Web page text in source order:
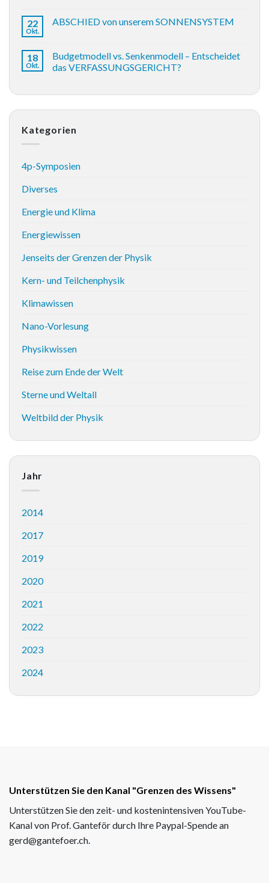
22
Okt.
ABSCHIED von unserem SONNENSYSTEM
18
Okt.
Budgetmodell vs. Senkenmodell – Entscheidet
das VERFASSUNGSGERICHT?
Kategorien
4p-Symposien
Diverses
Energie und Klima
Energiewissen
Jenseits der Grenzen der Physik
Kern- und Teilchenphysik
Klimawissen
Nano-Vorlesung
Physikwissen
Reise zum Ende der Welt
Sterne und Weltall
Weltbild der Physik
Jahr
2014
2017
2019
2020
2021
2022
2023
2024
Unterstützen Sie den Kanal "Grenzen des Wissens"
Unterstützen Sie den zeit- und kostenintensiven YouTube-
Kanal von Prof. Ganteför durch Ihre Paypal-Spende an
gerd@gantefoer.ch.